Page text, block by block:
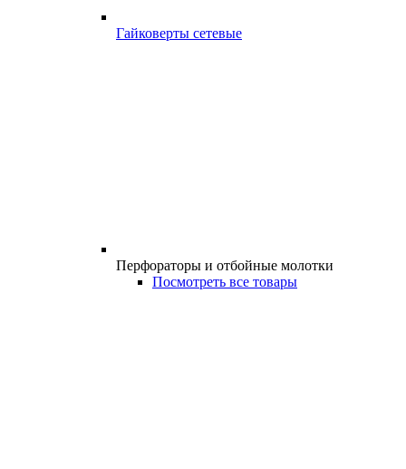
Гайковерты сетевые
Перфораторы и отбойные молотки
Посмотреть все товары